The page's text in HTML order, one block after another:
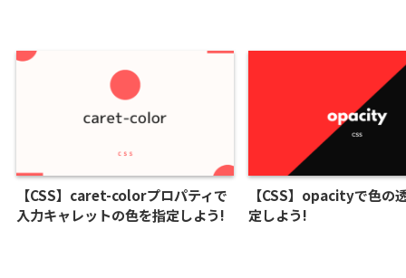
【CSS】caret-colorプロパティで
入力キャレットの色を指定しよう!
【CSS】opacityで色の
定しよう!